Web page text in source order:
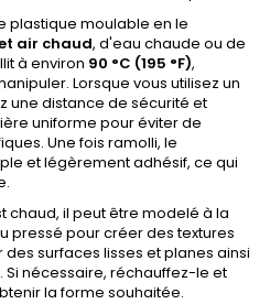
plastique moulable en le
air chaud, d'eau chaude ou de
à environ 90 °C (195 °F),
Lorsque vous utilisez un
une distance de sécurité et
uniforme pour éviter de
Une fois ramolli, le
et légèrement adhésif, ce qui
chaud, il peut être modelé à la
pressé pour créer des textures
surfaces lisses et planes ainsi
nécessaire, réchauffez-le et
la forme souhaitée.